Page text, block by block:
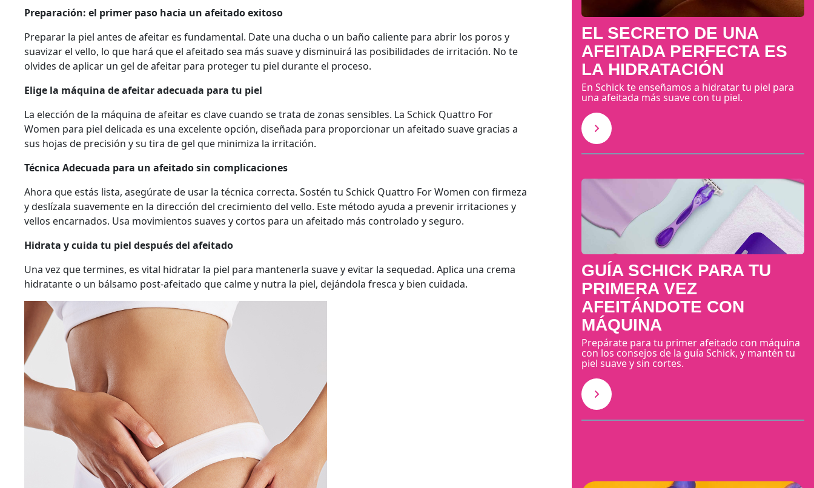
Preparación: el primer paso hacia un afeitado exitoso
Preparar la piel antes de afeitar es fundamental. Date una ducha o un baño caliente para abrir los poros y
suavizar el vello, lo que hará que el afeitado sea más suave y disminuirá las posibilidades de irritación. No te
olvides de aplicar un gel de afeitar para proteger tu piel durante el proceso.
Elige la máquina de afeitar adecuada para tu piel
La elección de la máquina de afeitar es clave cuando se trata de zonas sensibles. La Schick Quattro For
Women para piel delicada es una excelente opción, diseñada para proporcionar un afeitado suave gracias a
sus hojas de precisión y su tira de gel que minimiza la irritación.
Técnica Adecuada para un afeitado sin complicaciones
Ahora que estás lista, asegúrate de usar la técnica correcta. Sostén tu Schick Quattro For Women con firmeza
y deslízala suavemente en la dirección del crecimiento del vello. Este método ayuda a prevenir irritaciones y
vellos encarnados. Usa movimientos suaves y cortos para un afeitado más controlado y seguro.
Hidrata y cuida tu piel después del afeitado
Una vez que termines, es vital hidratar la piel para mantenerla suave y evitar la sequedad. Aplica una crema
hidratante o un bálsamo post-afeitado que calme y nutra la piel, dejándola fresca y bien cuidada.
EL SECRETO DE UNA
AFEITADA PERFECTA ES
LA HIDRATACIÓN
En Schick te enseñamos a hidratar tu piel para
una afeitada más suave con tu piel.
GUÍA SCHICK PARA TU
PRIMERA VEZ
AFEITÁNDOTE CON
MÁQUINA
Prepárate para tu primer afeitado con máquina
con los consejos de la guía Schick, y mantén tu
piel suave y sin cortes.